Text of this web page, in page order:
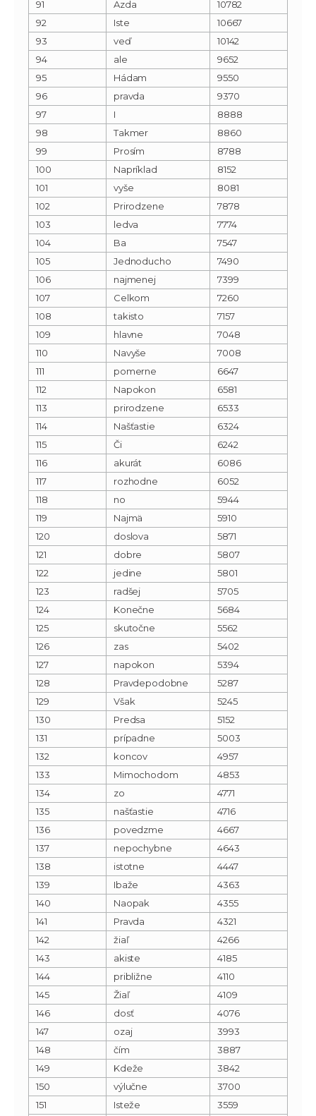
91 Azda
10782
92
Iste
10667
93
veď
10142
94
ale
9652
95
Hádam
9550
96
pravda
9370
97
I
8888
98
Takmer
8860
99
Prosím
8788
100
Napríklad
8152
101
vyše
8081
102
Prirodzene
7878
103
ledva
7774
104
Ba
7547
105
Jednoducho
7490
106
najmenej
7399
107
Celkom
7260
108
takisto
7157
109
hlavne
7048
110
Navyše
7008
111
pomerne
6647
112
Napokon
6581
113
prirodzene
6533
114
Našťastie
6324
115
Či
6242
116
akurát
6086
117
rozhodne
6052
118
no
5944
119
Najmä
5910
120
doslova
5871
121
dobre
5807
122
jedine
5801
123
radšej
5705
124
Konečne
5684
125
skutočne
5562
126
zas
5402
127
napokon
5394
128
Pravdepodobne
5287
129
Však
5245
130
Predsa
5152
131
prípadne
5003
132
koncov
4957
133
Mimochodom
4853
134
zo
4771
135
našťastie
4716
136
povedzme
4667
137
nepochybne
4643
138
istotne
4447
139
Ibaže
4363
140
Naopak
4355
141
Pravda
4321
142
žiaľ
4266
143
akiste
4185
144
približne
4110
145
Žiaľ
4109
146
dosť
4076
147
ozaj
3993
148
čím
3887
149
Kdeže
3842
150
výlučne
3700
151
Isteže
3559